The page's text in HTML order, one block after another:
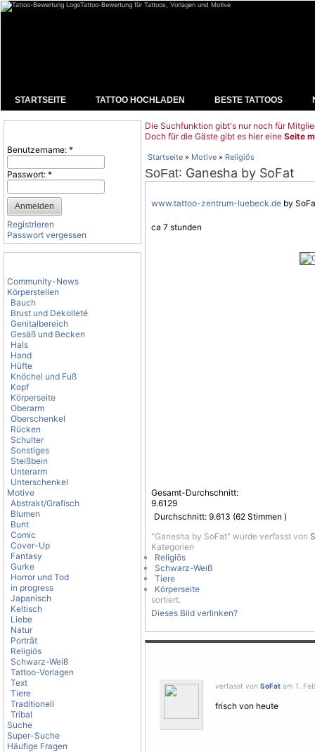
Tattoo-Bewertung für Tattoos, Vorlagen und Motive
STARTSEITE TATTOO HOCHLADEN BESTE TATTOOS
Benutzername: *
Passwort: *
Registrieren
Passwort vergessen
Community-News
Körperstellen
Bauch
Brust und Dekolleté
Genitalbereich
Gesäß und Becken
Hals
Hand
Hüfte
Knöchel und Fuß
Kopf
Körperseite
Oberarm
Oberschenkel
Rücken
Schulter
Sonstiges
Steißbein
Unterarm
Unterschenkel
Motive
Abstrakt/Grafisch
Blumen
Bunt
Comic
Cover-Up
Fantasy
Gurke
Horror und Tod
in progress
Japanisch
Keltisch
Liebe
Natur
Porträt
Religiös
Schwarz-Weiß
Tattoo-Vorlagen
Text
Tiere
Traditionell
Tribal
Suche
Super-Suche
Häufige Fragen
Die Suchfunktion gibt's nur noch für
Doch für die Gäste gibt es hier eine Seite
Startseite » Motive » Religiös
SoFat: Ganesha by SoFat
www.tattoo-zentrum-luebeck.de by
ca 7 stunden
Gesamt-Durchschnitt:
9.6129
Durchschnitt: 9.613 (62 Stimmen )
"Ganesha by SoFat" wurde verfasst von
Kategorien
Religiös
Schwarz-Weiß
Tiere
Körperseite
sortiert.
Dieses Bild verlinken?
verfasst von SoFat am 1.
frisch von heute